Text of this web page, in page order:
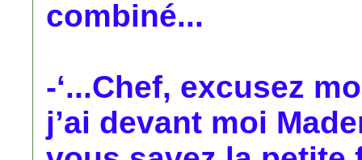
combiné...
-‘...Chef, excusez
j’ai devant moi